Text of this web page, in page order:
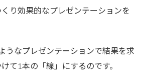
り効果的なプレゼンテーションを
うなプレゼンテーションで結果を求
て1本の「線」にするのです。